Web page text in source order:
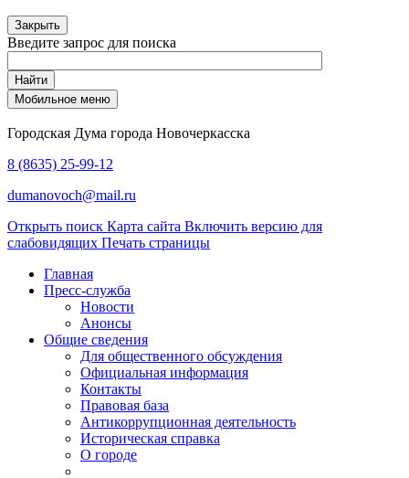
Закрыть
Введите запрос для поиска
Найти
Мобильное меню
Городская Дума города Новочеркасска
8 (8635) 25-99-12
dumanovoch@mail.ru
Открыть поиск Карта сайта Включить версию для
слабовидящих Печать страницы
Главная
Пресс-служба
Новости
Анонсы
Общие сведения
Для общественного обсуждения
Официальная информация
Контакты
Правовая база
Антикоррупционная деятельность
Историческая справка
О городе